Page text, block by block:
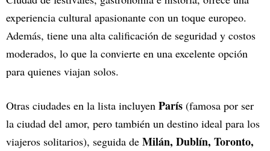
experiencia cultural apasionante con un toque europeo.
Además, tiene una alta calificación de seguridad y costos
moderados, lo que la convierte en una excelente opción
para quienes viajan solos.
Otras ciudades en la lista incluyen París (famosa por ser
la ciudad del amor, pero también un destino ideal para los
viajeros solitarios), seguida de Milán, Dublín, Toronto,